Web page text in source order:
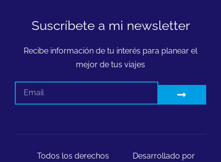
Suscríbete a mi newsletter
Recibe información de tu interés para planear el
mejor de tus viajes
Todos los derechos Desarrollado por